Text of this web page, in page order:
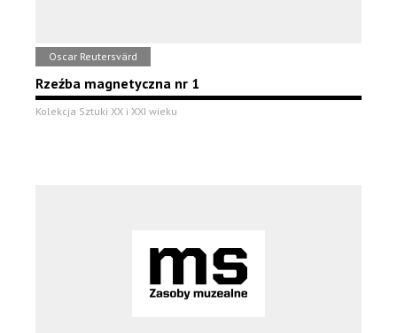
Oscar Reutersvärd
Rzeźba magnetyczna nr 1
Kolekcja Sztuki XX i XXI wieku